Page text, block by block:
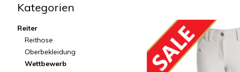
Kategorien
Reiter
Reithose
Oberbekleidung
Wettbewerb